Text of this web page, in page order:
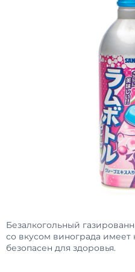
Безалкогольный
со вкусом винограда имеет
безопасен для здоровья.